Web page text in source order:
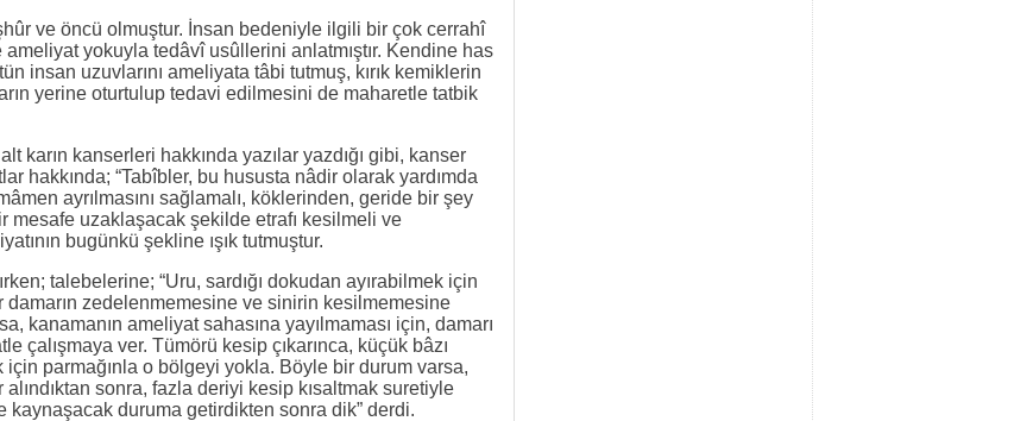
ve öncü olmuştur. İnsan bedeniyle ilgili bir çok cerrahî
yokuyla tedâvî usûllerini anlatmıştır. Kendine has
insan uzuvlarını ameliyata tâbi tutmuş, kırık kemiklerin
yerine oturtulup tedavi edilmesini de maharetle tatbik
karın kanserleri hakkında yazılar yazdığı gibi, kanser
hakkında; “Tabîbler, bu hususta nâdir olarak yardımda
ayrılmasını sağlamalı, köklerinden, geride bir şey
mesafe uzaklaşacak şekilde etrafı kesilmeli ve
bugünkü şekline ışık tutmuştur.
talebelerine; “Uru, sardığı dokudan ayırabilmek için
zedelenmemesine ve sinirin kesilmemesine
kanamanın ameliyat sahasına yayılmaması için, damarı
çalışmaya ver. Tümörü kesip çıkarınca, küçük bâzı
için parmağınla o bölgeyi yokla. Böyle bir durum varsa,
sonra, fazla deriyi kesip kısaltmak suretiyle
kaynaşacak duruma getirdikten sonra dik” derdi.